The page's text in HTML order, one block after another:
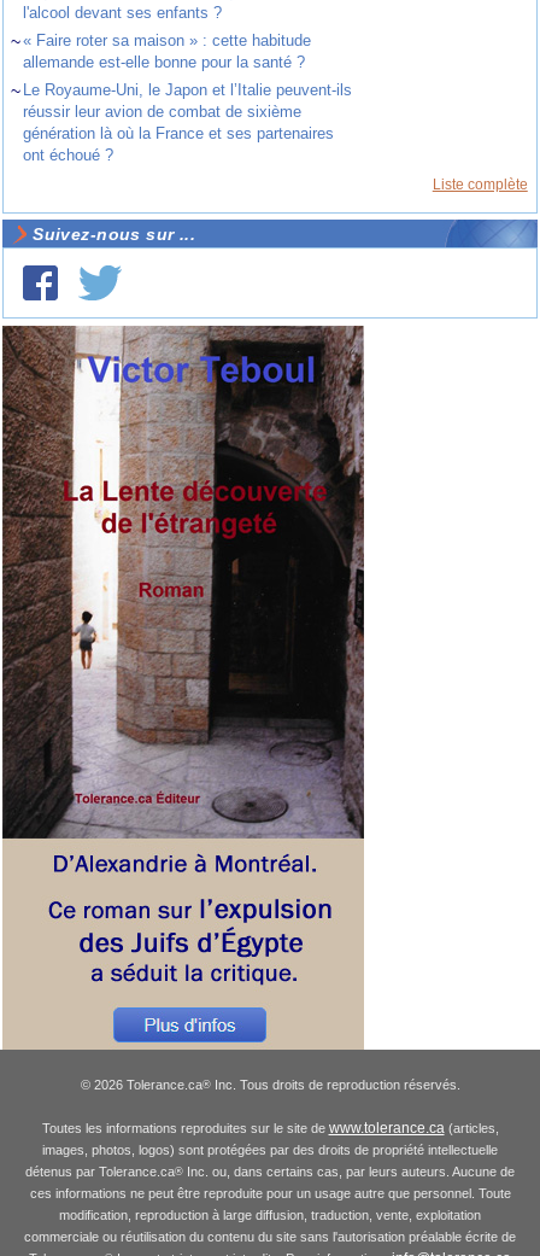
l'alcool devant ses enfants ?
~« Faire roter sa maison » : cette habitude
allemande est-elle bonne pour la santé ?
~ Le Royaume-Uni, le Japon et l’Italie peuvent-ils
réussir leur avion de combat de sixième
génération là où la France et ses partenaires
ont échoué ?
Liste complète
Suivez-nous sur ...
© 2026 Tolerance.ca®Inc. Tous droits de reproduction réservés.
Toutes les informations reproduites sur le site de www.tolerance.ca(articles,
images, photos, logos) sont protégées par des droits de propriété intellectuelle
détenus par Tolerance.ca® Inc. ou, dans certains cas, par leurs auteurs. Aucune de
ces informations ne peut être reproduite pour un usage autre que personnel. Toute
modification, reproduction à large diffusion, traduction, vente, exploitation
commerciale ou réutilisation du contenu du site sans l'autorisation préalable écrite de